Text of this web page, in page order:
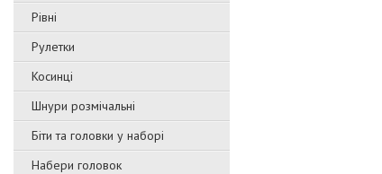
Рівні
Рулетки
Косинці
Шнури розмічальні
Біти та головки у наборі
Набери головок